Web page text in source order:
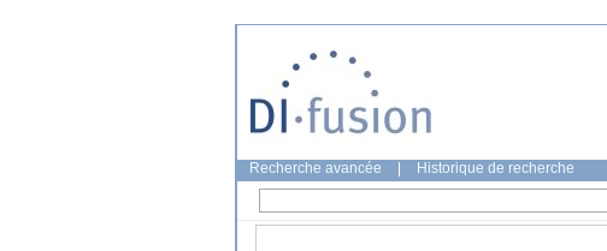
Recherche avancée Historique de recherche